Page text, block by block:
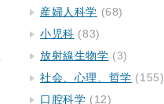
産婦人科学 (68)
小児科 (83)
放射線生物学 (3)
社会、心理、哲学 (155)
口腔科学 (12)